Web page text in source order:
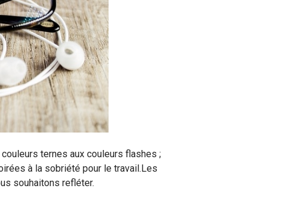
ternes aux couleurs flashes ;
à la sobriété pour le travail.Les
souhaitons refléter.